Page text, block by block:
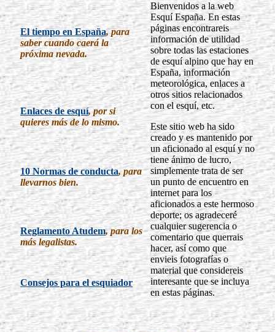
El tiempo en España, para
saber cuando caerá la
próxima nevada.
Bienvenidos a la web
Esquí España. En estas
páginas encontrareis
información de utilidad
sobre todas las estaciones
de esquí alpino que hay en
España, información
meteorológica, enlaces a
otros sitios relacionados
con el esquí, etc.
Este sitio web ha sido
creado y es mantenido por
un aficionado al esquí y no
tiene ánimo de lucro,
simplemente trata de ser
un punto de encuentro en
internet para los
aficionados a este hermoso
deporte; os agradeceré
cualquier sugerencia o
comentario que querrais
hacer, así como que
envieis fotografías o
material que considereis
interesante que se incluya
en estas páginas.
Enlaces de esquí, por si
quieres más de lo mismo.
10 Normas de conducta, para
llevarnos bien.
Reglamento Atudem, para los
más legalistas.
Consejos para el esquiador